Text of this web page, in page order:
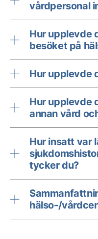
vårdpersonal
Hur upplevde
besöket på
Hur upplevde
Hur upplevde
annan vård
Hur insatt var
tycker du?
hälso-/